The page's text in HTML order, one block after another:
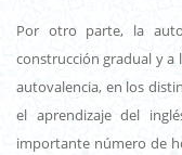
Por otro parte, la
construcción gradual y a
autovalencia, en los
el aprendizaje del
importante número de